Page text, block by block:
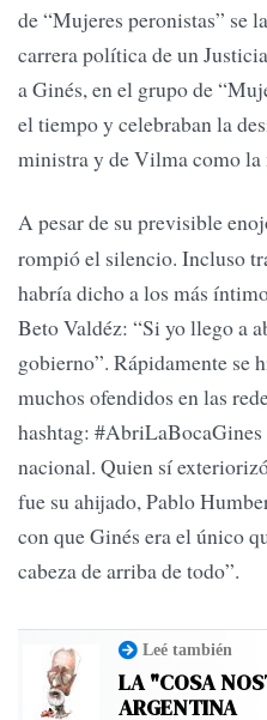
de “Mujeres peronistas” se
carrera política de un
a Ginés, en el grupo de
el tiempo y celebraban la
ministra y de Vilma como la
A pesar de su previsible
rompió el silencio. Incluso
habría dicho a los más
Beto Valdéz: “Si yo llego a
gobierno”. Rápidamente se
muchos ofendidos en las
hashtag:
nacional. Quien sí
fue su ahijado, Pablo
con que Ginés era el único
cabeza de arriba de todo”.
Leé también
LA "COSA
ARGENTINA